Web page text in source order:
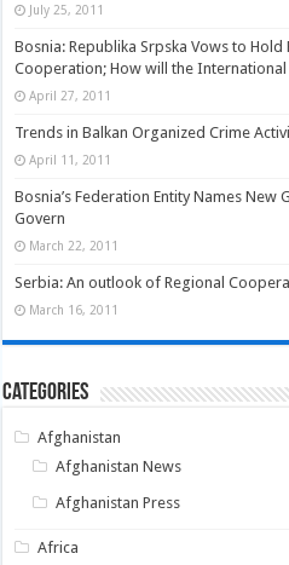
July 25, 2011
Bosnia: Republika Srpska Vows to
Cooperation; How will the International
April 27, 2011
Trends in Balkan Organized Crime
April 11, 2011
Bosnia’s Federation Entity Names New
Govern
March 22, 2011
Serbia: An outlook of Regional
March 16, 2011
Categories
Afghanistan
Afghanistan News
Afghanistan Press
Africa